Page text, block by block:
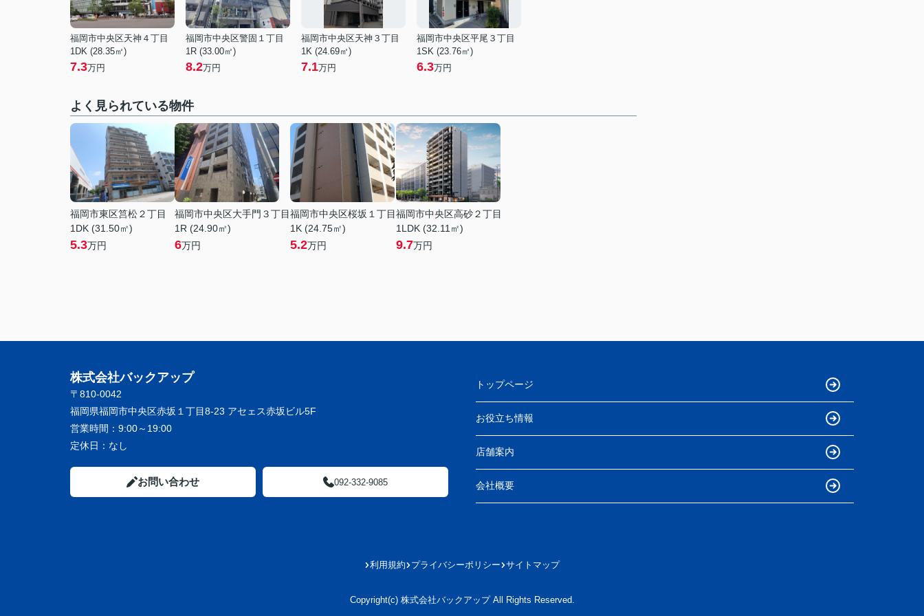
福岡市中央区天神４丁目
1DK (28.35㎡)
7.3万円
福岡市中央区警固１丁目
1R (33.00㎡)
8.2万円
福岡市中央区天神３丁目
1K (24.69㎡)
7.1万円
福岡市中央区平尾３丁目
1SK (23.76㎡)
6.3万円
よく見られている物件
福岡市東区筥松２丁目
1DK (31.50㎡)
5.3万円
福岡市中央区大手門３丁目
1R (24.90㎡)
6万円
福岡市中央区桜坂１丁目
1K (24.75㎡)
5.2万円
福岡市中央区高砂２丁目
1LDK (32.11㎡)
9.7万円
株式会社バックアップ
〒810-0042
福岡県福岡市中央区赤坂１丁目8-23 アセェス赤坂ビル5F
営業時間： 9:00～19:00
定休日： なし
お問い合わせ 092-332-9085
トップページ
お役立ち情報
店舗案内
会社概要
利用規約 プライバシーポリシー サイトマップ
Copyright(c) 株式会社バックアップ All Rights Reserved.